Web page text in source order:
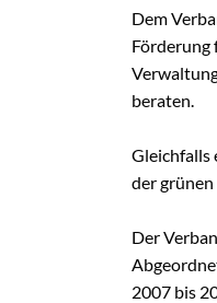
Dem
Förderung
beraten.
Gleichfalls
der
Der
2007 bis